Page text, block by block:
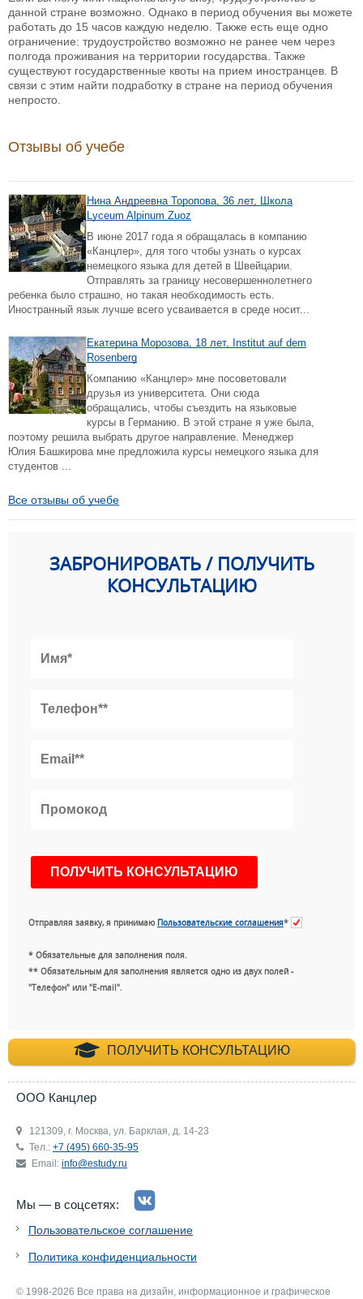
данной стране возможно. Однако в период обучения вы можете
работать до 15 часов каждую неделю. Также есть еще одно
ограничение: трудоустройство возможно не ранее чем через
полгода проживания на территории государства. Также
существуют государственные квоты на прием иностранцев. В
связи с этим найти подработку в стране на период обучения
непросто.
Отзывы об учебе
Нина Андреевна Торопова, 36 лет, Школа
Lyceum Alpinum Zuoz
В июне 2017 года я обращалась в компанию
«Канцлер», для того чтобы узнать о курсах
немецкого языка для детей в Швейцарии.
Отправлять за границу несовершеннолетнего
ребенка было страшно, но такая необходимость есть.
Иностранный язык лучше всего усваивается в среде носит...
Екатерина Морозова, 18 лет, Institut auf dem
Rosenberg
Компанию «Канцлер» мне посоветовали
друзья из университета. Они сюда
обращались, чтобы съездить на языковые
курсы в Германию. В этой стране я уже была,
поэтому решила выбрать другое направление. Менеджер
Юлия Башкирова мне предложила курсы немецкого языка для
студентов ...
Все отзывы об учебе
ЗАБРОНИРОВАТЬ / ПОЛУЧИТЬ
КОНСУЛЬТАЦИЮ
Отправляя заявку, я принимаю Пользовательские соглашения*
* Обязательные для заполнения поля.
** Обязательным для заполнения является одно из двух полей -
"Телефон" или "E-mail".
ПОЛУЧИТЬ КОНСУЛЬТАЦИЮ
+7 (495) 660-35-
ООО Канцлер
121309, г. Москва, ул. Барклая, д. 14-23
Тел.: +7 (495) 660-35-95
Email: info@estudy.ru
Мы — в соцсетях:
Пользовательское соглашение
Политика конфиденциальности
© 1998-2026 Все права на дизайн, информационное и графическое